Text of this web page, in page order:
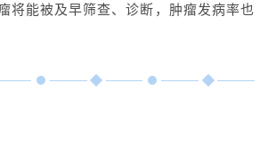
将能被及早筛查、诊断，肿瘤发病率也